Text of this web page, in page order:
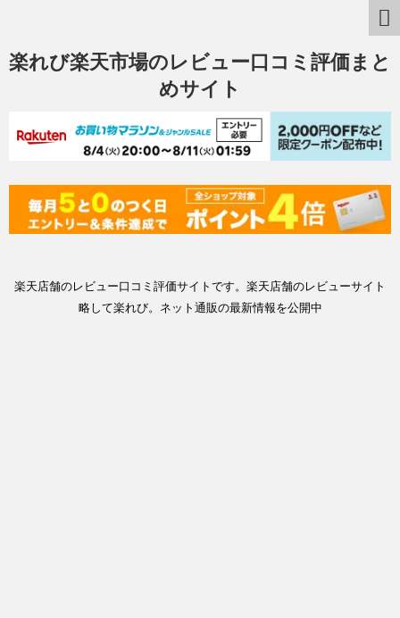
楽れび楽天市場のレビュー口コミ評価まと
めサイト
楽天店舗のレビュー口コミ評価サイトです。楽天店舗のレビューサイト
略して楽れび。ネット通販の最新情報を公開中